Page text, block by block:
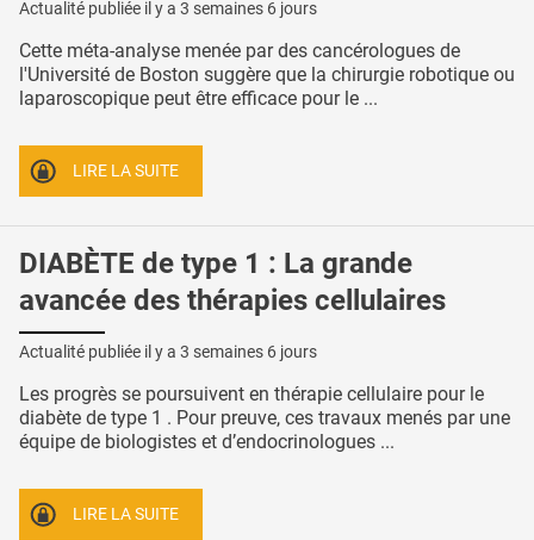
Actualité publiée il y a 3 semaines 6 jours
Cette méta-analyse menée par des cancérologues de
l'Université de Boston suggère que la chirurgie robotique ou
laparoscopique peut être efficace pour le ...
LIRE LA SUITE
DIABÈTE de type 1 : La grande
avancée des thérapies cellulaires
Actualité publiée il y a 3 semaines 6 jours
Les progrès se poursuivent en thérapie cellulaire pour le
diabète de type 1 . Pour preuve, ces travaux menés par une
équipe de biologistes et d’endocrinologues ...
LIRE LA SUITE